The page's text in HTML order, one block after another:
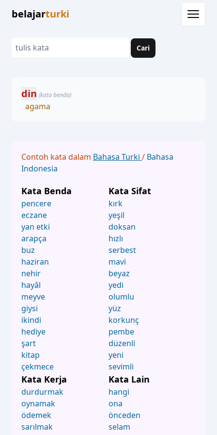
belajarturki
Cari
din (kata benda)
agama
Contoh kata dalam Bahasa Turki / Bahasa
Indonesia
Kata Benda
pencere
eczane
yan etki
arapça
buz
haziran
nehir
hayâl
meyve
giysi
ikindi
hediye
şart
kitap
çekmece
Kata Sifat
kırk
yeşil
doksan
hızlı
serbest
mavi
beyaz
yedi
olumlu
yüz
korkunç
pembe
düzenli
yeni
sevimli
Kata Kerja
durdurmak
oynamak
ödemek
sarılmak
Kata Lain
hangi
ona
önceden
selam